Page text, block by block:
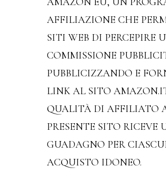
AFFILIAZIONE CHE
SITI WEB DI PERCEPIRE
COMMISSIONE
PUBBLICIZZANDO E
LINK AL SITO
QUALITÀ DI AFFILIATO
PRESENTE SITO RICEVE
GUADAGNO PER
ACQUISTO IDONEO.